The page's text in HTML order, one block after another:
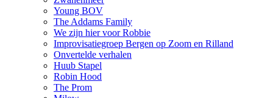
Young BOV
The Addams Family
We zijn hier voor Robbie
Improvisatiegroep Bergen op Zoom en Rilland
Onvertelde verhalen
Huub Stapel
Robin Hood
The Prom